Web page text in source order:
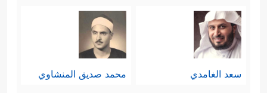
سعد الغامدي محمد صديق المنشاوي